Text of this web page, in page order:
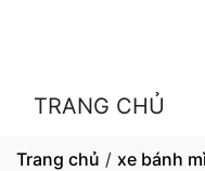
TRANG CHỦ
Trang chủ / xe bánh